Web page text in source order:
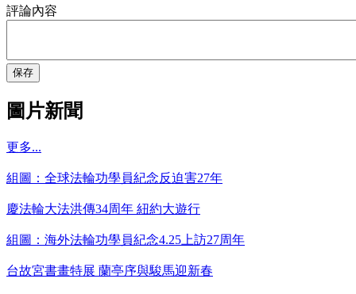
評論內容
保存
圖片新聞
更多...
組圖：全球法輪功學員紀念反迫害27年
慶法輪大法洪傳34周年 紐約大遊行
組圖：海外法輪功學員紀念4.25上訪27周年
台故宮書畫特展 蘭亭序與駿馬迎新春